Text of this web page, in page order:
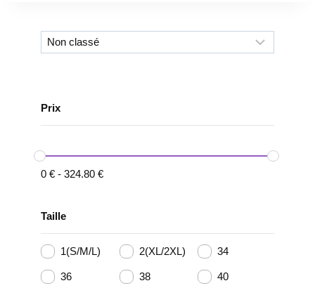
Prix
0 € - 324.80 €
Taille
1(S/M/L) 2(XL/2XL) 34
36 38 40